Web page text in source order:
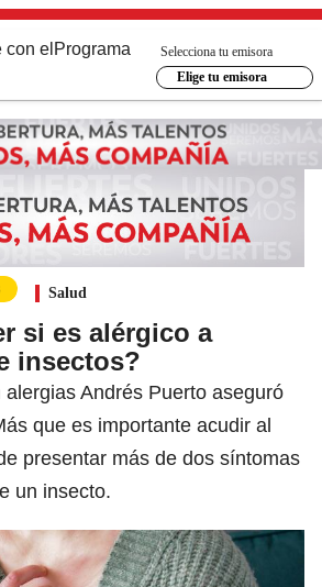
con el Programa
Selecciona tu emisora
Elige tu emisora
Salud
si es alérgico a
insectos?
Andrés Puerto aseguró
que es importante acudir al
presentar más de dos síntomas
un insecto.